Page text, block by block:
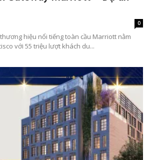
0
hiệu nổi tiếng toàn cầu Marriott nằm
với 55 triệu lượt khách du...